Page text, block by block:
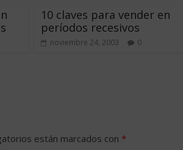
10 claves para vender en
períodos recesivos
noviembre 24, 2003 0
están marcados con *